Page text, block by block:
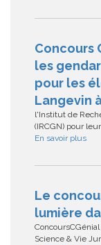
Concours
les
pour les
Langevin
l'Institut de
(IRCGN) pour
En savoir plus
Le
lumière
Science & Vie